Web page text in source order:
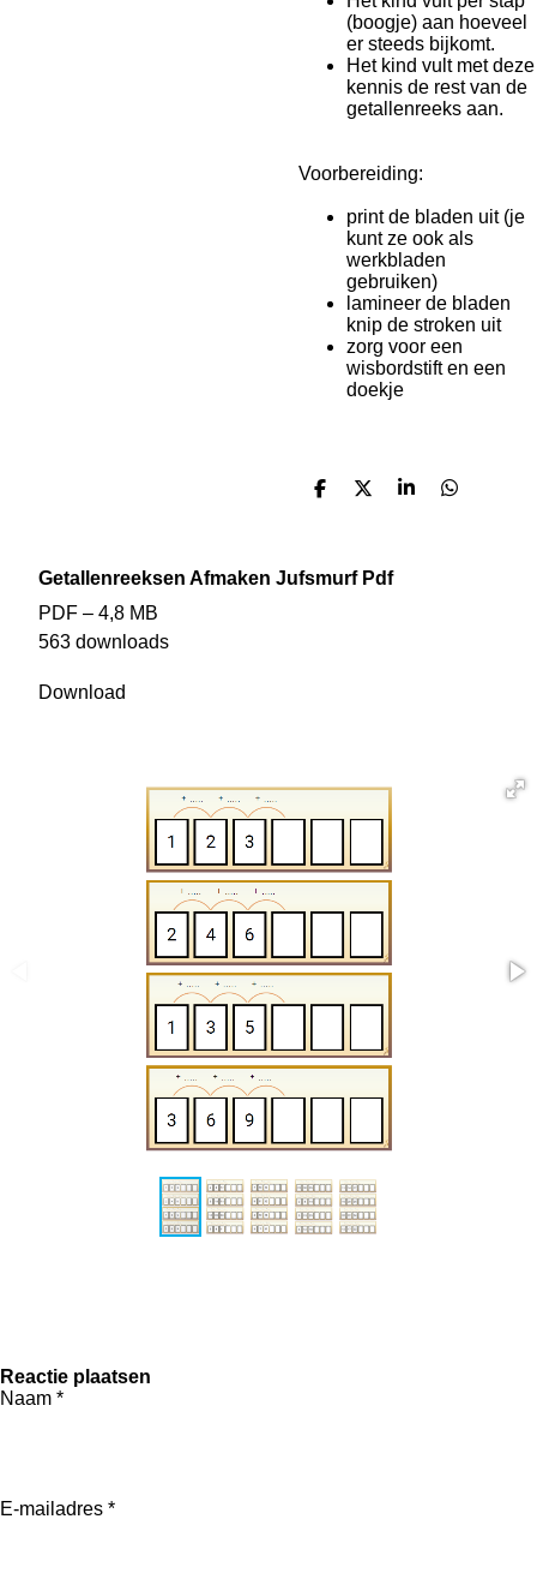
(boogje) aan hoeveel
er steeds bijkomt.
Het kind vult met deze
kennis de rest van de
getallenreeks aan.
Voorbereiding:
print de bladen uit (je
kunt ze ook als
werkbladen
gebruiken)
lamineer de bladen
knip de stroken uit
zorg voor een
wisbordstift en een
doekje
D
n
D
S
D
Getallenreeksen Afmaken Jufsmurf Pdf
PDF – 4,8 MB
563 downloads
Download
Reactie plaatsen
Naam *
E-mailadres *